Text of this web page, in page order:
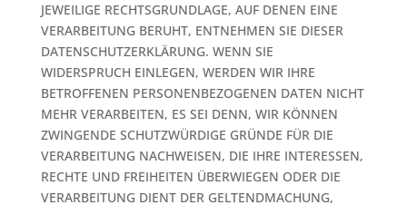
JEWEILIGE RECHTSGRUNDLAGE, AUF DENEN EINE
VERARBEITUNG BERUHT, ENTNEHMEN SIE DIESER
DATENSCHUTZERKLÄRUNG. WENN SIE
WIDERSPRUCH EINLEGEN, WERDEN WIR IHRE
BETROFFENEN PERSONENBEZOGENEN DATEN NICHT
MEHR VERARBEITEN, ES SEI DENN, WIR KÖNNEN
ZWINGENDE SCHUTZWÜRDIGE GRÜNDE FÜR DIE
VERARBEITUNG NACHWEISEN, DIE IHRE INTERESSEN,
RECHTE UND FREIHEITEN ÜBERWIEGEN ODER DIE
VERARBEITUNG DIENT DER GELTENDMACHUNG,